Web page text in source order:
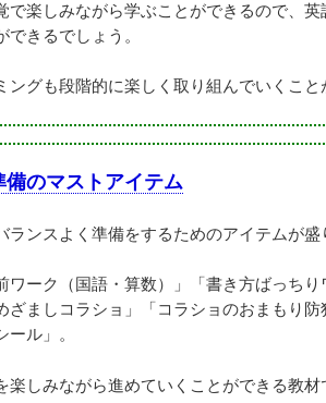
で楽しみながら学ぶことができるので、
できるでしょう。
ングも段階的に楽しく取り組んでいくこと
備のマストアイテム
ランスよく準備をするためのアイテムが盛
ワーク（国語・算数）」「書き方ばっち
ざましコラショ」「コラショのおまもり
ール」。
楽しみながら進めていくことができる教材